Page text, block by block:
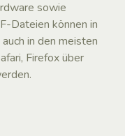
sowie
Dateien können in
in den meisten
Firefox über